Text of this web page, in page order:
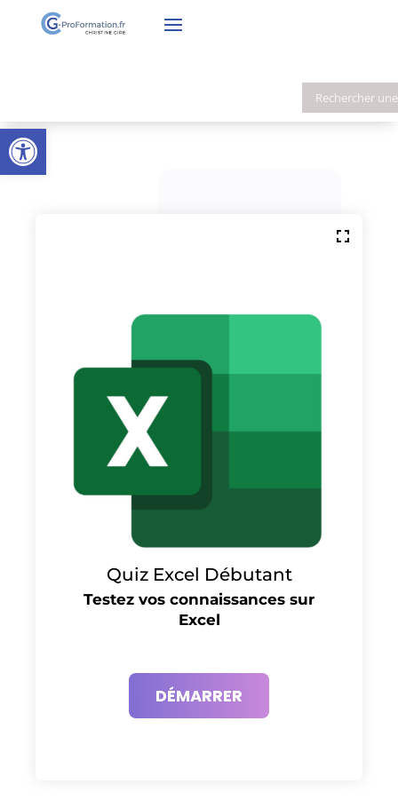
Ouvrir la barre d’outils
Quiz Excel Débutant
Testez vos connaissances sur
Excel